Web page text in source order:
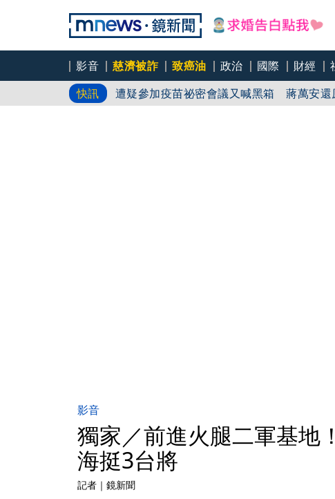
影音 慈濟被詐 致癌油 政治 國際 財經
快訊
鄭麗文不演了？喊「台非國家」將拋統一
今喊黑箱！蔣遭爆「違法默寫」疫苗合約
遭疑參加疫苗祕密會議又喊黑箱 蔣萬安還
影音
獨家／前進火腿二軍基
海挺3台將
記者 ｜ 鏡新聞